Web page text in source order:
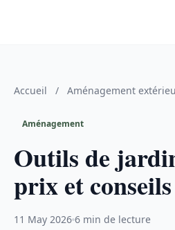
Accueil / Aménagement
Aménagement
Outils de
prix et
11 May 2026 6 min de lecture